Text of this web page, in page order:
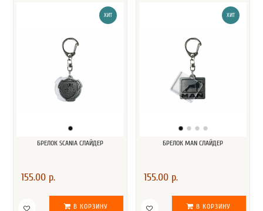
ХИТ
БРЕЛОК SCANIA СЛАЙДЕР
155.00 р.
В КОРЗИНУ
ХИТ
БРЕЛОК MAN СЛАЙДЕР
155.00 р.
В КОРЗИНУ